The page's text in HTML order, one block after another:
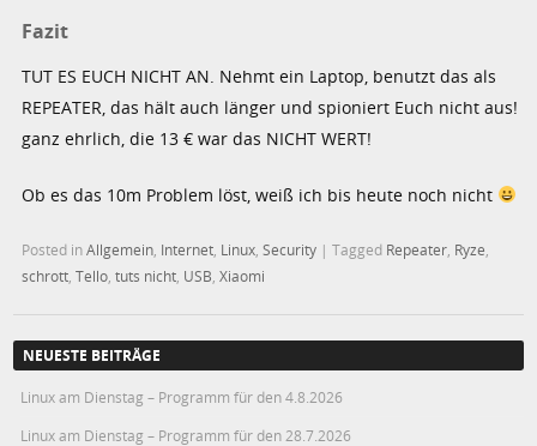
Fazit
TUT ES EUCH NICHT AN. Nehmt ein Laptop, benutzt das als
REPEATER, das hält auch länger und spioniert Euch nicht aus!
ganz ehrlich, die 13 € war das NICHT WERT!
Ob es das 10m Problem löst, weiß ich bis heute noch nicht
Posted inAllgemein Internet Linux ,Security |Tagged Repeater Ryze
schrott ,Tello ,tuts nicht USB ,Xiaomi
NEUESTE BEITRÄGE
Linux am Dienstag – Programm für den 4.8.2026
Linux am Dienstag – Programm für den 28.7.2026